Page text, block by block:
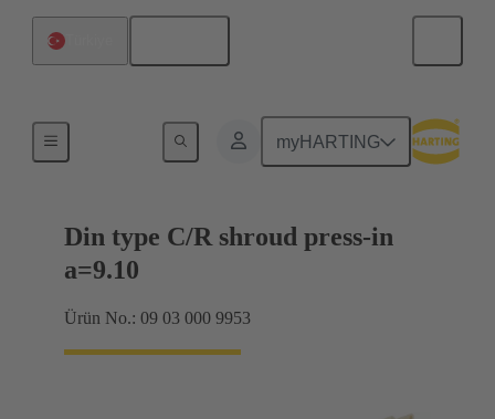
myHARTING
Anakarttan ek karta bağlantı
Din type C/R shroud press-in
a=9.10
Ürün No.: 09 03 000 9953